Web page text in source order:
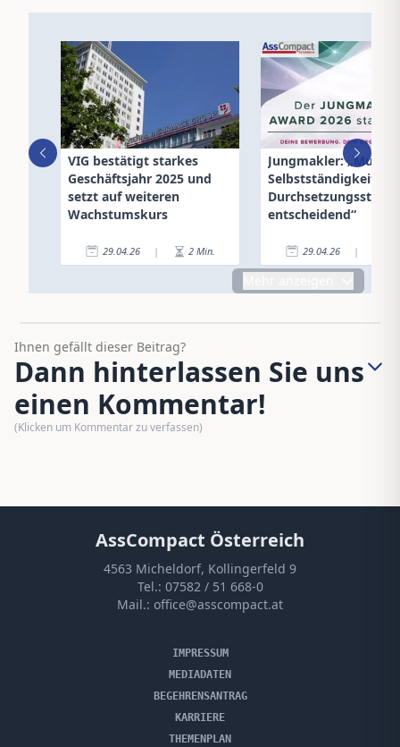
VIG bestätigt starkes
Geschäftsjahr 2025 und
setzt auf weiteren
Wachstumskurs
29.04.26 | 2 Min.
Jungmakler: „Mut
Selbstständigkeit
entscheidend“
29.04.26 |
Ihnen gefällt dieser Beitrag?
Dann hinterlassen Sie uns
einen Kommentar!
(Klicken um Kommentar zu verfassen)
AssCompact Österreich
4563 Micheldorf, Kollingerfeld 9
Tel.: 07582 / 51 668-0
Mail.: office@asscompact.at
IMPRESSUM
MEDIADATEN
BEGEHRENSANTRAG
KARRIERE
THEMENPLAN